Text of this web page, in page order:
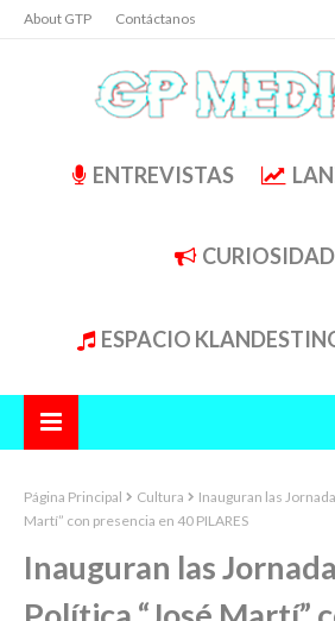
About GTP Contáctanos
ENTREVISTAS
ESPACIO
Página Principal Cultura
Inauguran las
Martí” con presencia en 40 PILARES
Inauguran las